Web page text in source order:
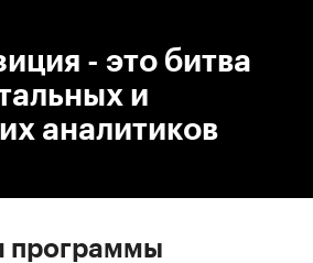
- это битва
и
аналитиков
программы